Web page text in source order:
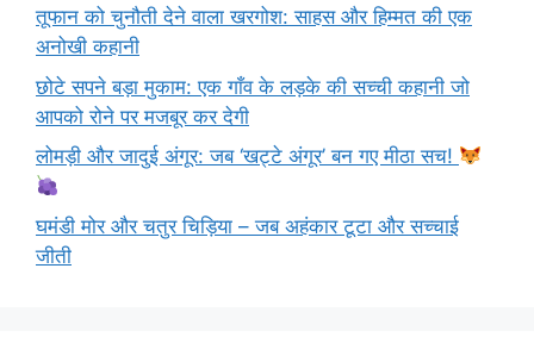
तूफान को चुनौती देने वाला खरगोश: साहस और हिम्मत की एक
अनोखी कहानी
छोटे सपने बड़ा मुकाम: एक गाँव के लड़के की सच्ची कहानी जो
आपको रोने पर मजबूर कर देगी
लोमड़ी और जादुई अंगूर: जब ‘खट्टे अंगूर’ बन गए मीठा सच!
घमंडी मोर और चतुर चिड़िया – जब अहंकार टूटा और सच्चाई
जीती